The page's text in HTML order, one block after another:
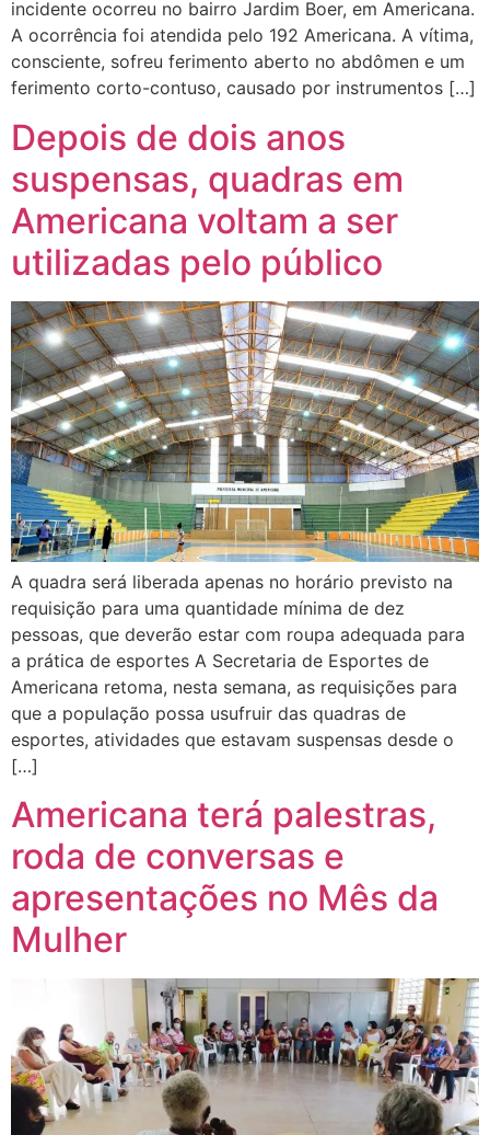
incidente ocorreu no bairro Jardim Boer, em Americana.
A ocorrência foi atendida pelo 192 Americana. A vítima,
consciente, sofreu ferimento aberto no abdômen e um
ferimento corto-contuso, causado por instrumentos […]
Depois de dois anos
suspensas, quadras em
Americana voltam a ser
utilizadas pelo público
A quadra será liberada apenas no horário previsto na
requisição para uma quantidade mínima de dez
pessoas, que deverão estar com roupa adequada para
a prática de esportes A Secretaria de Esportes de
Americana retoma, nesta semana, as requisições para
que a população possa usufruir das quadras de
esportes, atividades que estavam suspensas desde o
[…]
Americana terá palestras,
roda de conversas e
apresentações no Mês da
Mulher